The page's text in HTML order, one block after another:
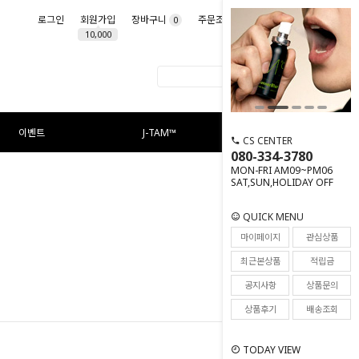
로그인 회원가입
10,000
장바구니 0 주문조회 마이페이지
이벤트 J-TAM™
CS CENTER
080-334-3780
MON-FRI AM09~PM06
SAT,SUN,HOLIDAY OFF
QUICK MENU
마이페이지
관심상품
최근본상품
적립금
공지사항
상품문의
상품후기
배송조회
TODAY VIEW